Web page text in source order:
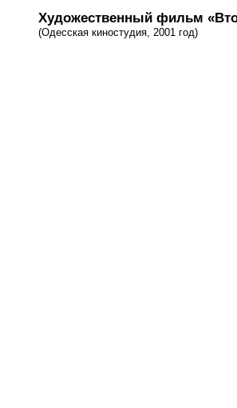
Художественный фильм
(Одесская киностудия, 2001 год)